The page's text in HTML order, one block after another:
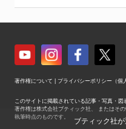
著作権について プライバシーポリシー（個
このサイトに掲載されている記事・写真・図
著作権は株式会社ブティック社、 またはそ
執筆時点のものです。
ブティック社